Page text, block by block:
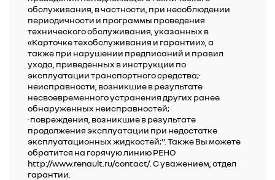
обслуживания, в частности, при несоблюдении
периодичности и программы проведения
технического обслуживания, указанных в
«Карточке техобслуживания и гарантии», а
также при нарушении предписаний и правил
ухода, приведенных в инструкции по
эксплуатации транспортного средства;·
неисправности, возникшие в результате
несвоевременного устранения других ранее
обнаруженных неисправностей;
· повреждения, возникшие в результате
продолжения эксплуатации при недостатке
эксплуатационных жидкостей;". Также Вы можете
обратится на горячую линию РЕНО
http://www.renault.ru/contact/. С уважением, отдел
гарантии.